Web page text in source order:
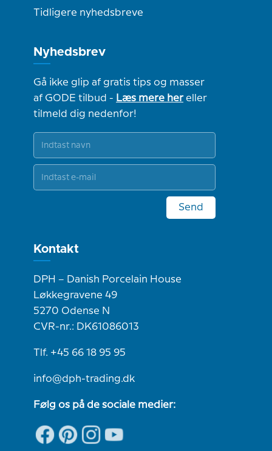
Tidligere nyhedsbreve
Nyhedsbrev
Gå ikke glip af gratis tips og masser
af GODE tilbud - Læs mere hereller
tilmeld dig nedenfor!
Send
Kontakt
DPH – Danish Porcelain House
Løkkegravene 49
5270 Odense N
CVR-nr.: DK61086013
Tlf. +45 66 18 95 95
info@dph-trading.dk
Følg os på de sociale medier: